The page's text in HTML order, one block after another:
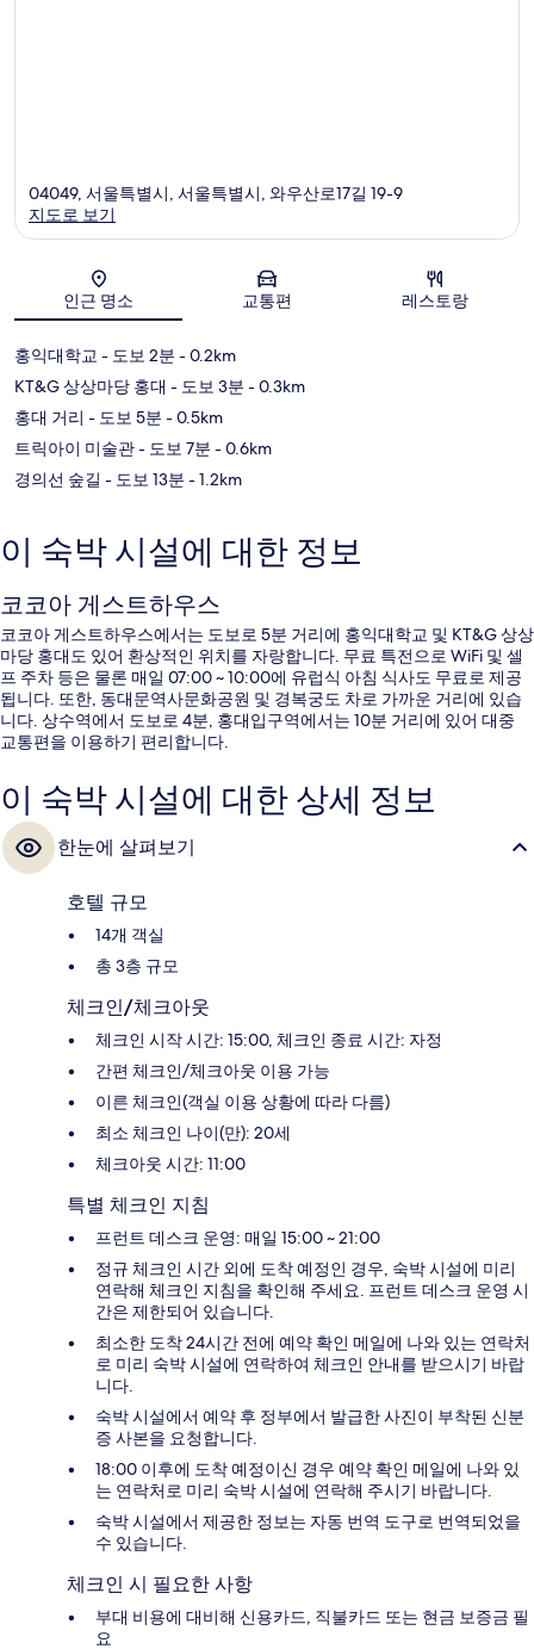
지도
04049, 서울특별시, 서울특별시, 와우산로17길 19-9
지도로 보기
인근 명소 교통편 레스토랑
홍익대학교 - 도보 2분 - 0.2km
KT&G 상상마당 홍대 - 도보 3분 - 0.3km
홍대 거리 - 도보 5분 - 0.5km
트릭아이 미술관- 도보 7분 - 0.6km
경의선 숲길 - 도보 13분 - 1.2km
이 숙박 시설에 대한 정보
코코아 게스트하우스
코코아 게스트하우스에서는 도보로 5분 거리에 홍익대학교 및 KT&G 상상
마당 홍대도 있어 환상적인 위치를 자랑합니다. 무료 특전으로 WiFi 및 셀
프 주차 등은 물론 매일 07:00 ~ 10:00에 유럽식 아침 식사도 무료로 제공
됩니다. 또한, 동대문역사문화공원 및 경복궁도 차로 가까운 거리에 있습
니다. 상수역에서 도보로 4분, 홍대입구역에서는 10분 거리에 있어 대중
교통편을 이용하기 편리합니다.
이 숙박 시설에 대한 상세 정보
한눈에 살펴보기
호텔 규모
14개 객실
총 3층 규모
체크인/체크아웃
체크인 시작 시간: 15:00, 체크인 종료 시간: 자정
간편 체크인/체크아웃 이용 가능
이른 체크인(객실 이용 상황에 따라 다름)
최소 체크인 나이(만): 20세
체크아웃 시간: 11:00
특별 체크인 지침
프런트 데스크 운영: 매일 15:00 ~ 21:00
정규 체크인 시간 외에 도착 예정인 경우, 숙박 시설에 미리
연락해 체크인 지침을 확인해 주세요. 프런트 데스크 운영 시
간은 제한되어 있습니다.
최소한 도착 24시간 전에 예약 확인 메일에 나와 있는 연락처
로 미리 숙박 시설에 연락하여 체크인 안내를 받으시기 바랍
니다.
숙박 시설에서 예약 후 정부에서 발급한 사진이 부착된 신분
증 사본을 요청합니다.
18:00 이후에 도착 예정이신 경우 예약 확인 메일에 나와 있
는 연락처로 미리 숙박 시설에 연락해 주시기 바랍니다.
숙박 시설에서 제공한 정보는 자동 번역 도구로 번역되었을
수 있습니다.
체크인 시 필요한 사항
부대 비용에 대비해 신용카드, 직불카드 또는 현금 보증금 필
요